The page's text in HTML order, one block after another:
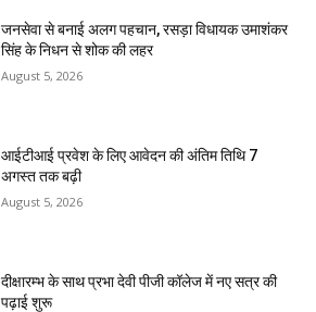
जनसेवा से बनाई अलग पहचान, रसड़ा विधायक उमाशंकर
सिंह के निधन से शोक की लहर
August 5, 2026
आईटीआई प्रवेश के लिए आवेदन की अंतिम तिथि 7
अगस्त तक बढ़ी
August 5, 2026
दीक्षारम्भ के साथ प्रभा देवी पीजी कॉलेज में नए सत्र की
पढ़ाई शुरू